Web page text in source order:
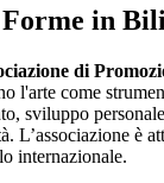
in
di
l'arte come
sviluppo
L’associazione è
internazionale.